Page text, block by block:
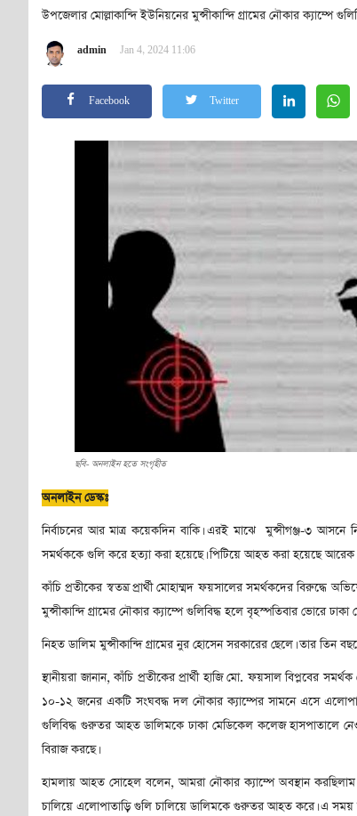
উপজেলার মোল্লাকান্দি ইউনিয়নের মুন্সীকান্দি গ্রামের নৌকার ক্যাম্পে
admin Jan 4, 2024 11:06
Facebook Twitter
ছবি- অনলাইন হতে সংগৃহীত
অনলাইন ডেস্কঃ
নির্বাচনের আর মাত্র কয়েকদিন বাকি। এরই মাঝে মুন্সীগঞ্জ-৩ আসনে
সমর্থককে গুলি করে হত্যা করা হয়েছে। পিটিয়ে আহত করা হয়েছে আরেক
কাঁচি প্রতীকের স্বতন্ত্র প্রার্থী মোহাম্মদ ফয়সালের সমর্থকদের বিরুদ্ধে
মুন্সীকান্দি গ্রামের নৌকার ক্যাম্পে গুলিবিদ্ধ হলে বৃহস্পতিবার ভোরে
নিহত ডালিম মুন্সীকান্দি গ্রামের নুর হোসেন সরকারের ছেলে। তার তিন
স্থানীয়রা জানান, কাঁচি প্রতীকের প্রার্থী হাজি মো. ফয়সাল বিপ্লবের
১০-১২ জনের একটি সংঘবদ্ধ দল নৌকার ক্যাম্পের সামনে এসে
গুলিবিদ্ধ গুরুতর আহত ডালিমকে ঢাকা মেডিকেল কলেজ হাসপাতালে
বিরাজ করছে।
হামলায় আহত সোহেল বলেন, আমরা নৌকার ক্যাম্পে অবস্থান করছিলাম।
চালিয়ে এলোপাতাড়ি গুলি চালিয়ে ডালিমকে গুরুতর আহত করে। এ